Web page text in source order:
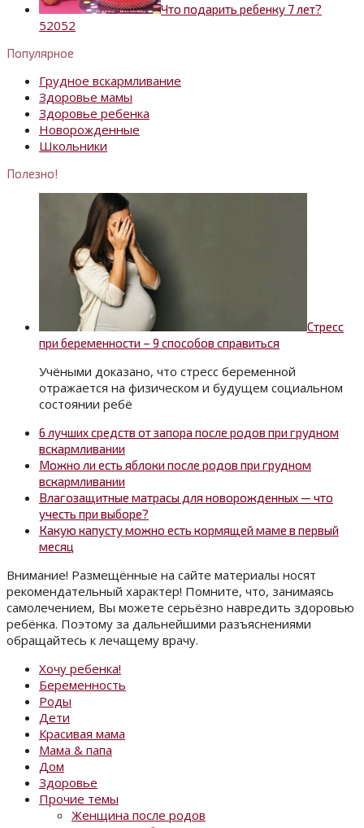
Что подарить ребенку 7 лет?
52052
Популярное
Грудное вскармливание
Здоровье мамы
Здоровье ребенка
Новорожденные
Школьники
Полезно!
Стресс
при беременности – 9 способов справиться
Учёными доказано, что стресс беременной
отражается на физическом и будущем социальном
состоянии ребё
6 лучших средств от запора после родов при грудном
вскармливании
Можно ли есть яблоки после родов при грудном
вскармливании
Влагозащитные матрасы для новорожденных — что
учесть при выборе?
Какую капусту можно есть кормящей маме в первый
месяц
Внимание! Размещённые на сайте материалы носят
рекомендательный характер! Помните, что, занимаясь
самолечением, Вы можете серьёзно навредить здоровью
ребёнка. Поэтому за дальнейшими разъяснениями
обращайтесь к лечащему врачу.
Хочу ребенка!
Беременность
Роды
Дети
Красивая мама
Мама & папа
Дом
Здоровье
Прочие темы
Женщина после родов